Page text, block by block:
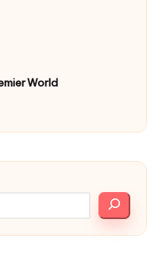
World